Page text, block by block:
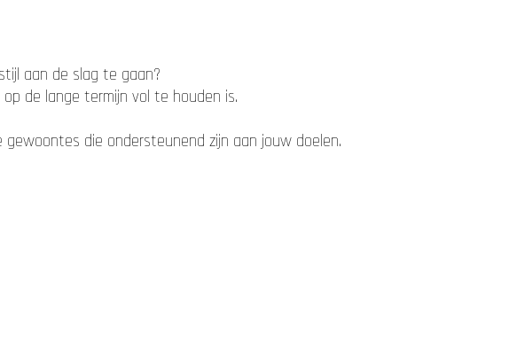
aan de slag te gaan?
de lange termijn vol te houden is.
die ondersteunend zijn aan jouw doelen.